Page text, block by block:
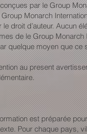
par le Group
Monarch
droit d’auteur. Aucun
de le Group
quelque moyen que ce
au present
est préparée
Pour chaque pays,